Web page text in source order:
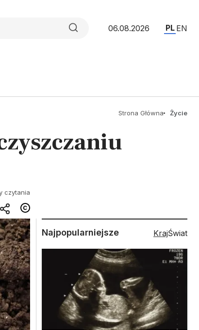
06.08.2026 PL EN
Strona Główna Życie
czytania
Najpopularniejsze KrajŚwiat